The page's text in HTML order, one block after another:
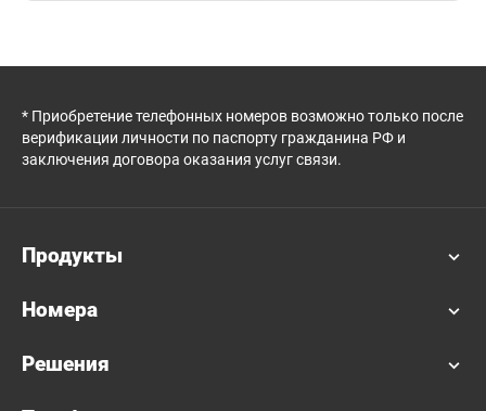
* Приобретение телефонных номеров возможно только после
верификации личности по паспорту гражданина РФ и
заключения договора оказания услуг связи.
Продукты
Номера
Решения